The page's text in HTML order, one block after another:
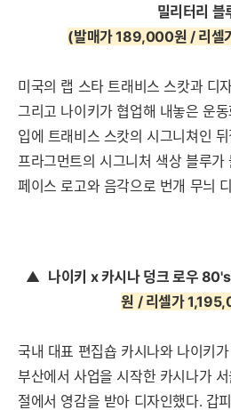
밀리터리 블
(발매가 189,000원 / 리셀
미국의 랩 스타 트래비스 스캇과 디
그리고 나이키가 협업해 내놓은 운
입에 트래비스 스캇의 시그니쳐인
프라그먼트의 시그니처 색상 블루가
페이스 로고와 음각으로 번개 무늬
▲ 나이키 x 카시나 덩크 로우
원 / 리셀가
국내 대표 편집숍 카시나와 나이키
부산에서 사업을 시작한 카시나가
절에서 영감을 받아 디자인했다. 갑